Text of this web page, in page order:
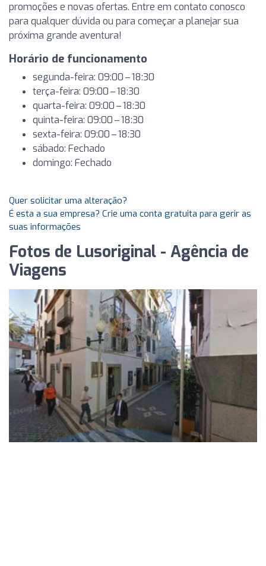
promoções e novas ofertas. Entre em contato conosco
para qualquer dúvida ou para começar a planejar sua
próxima grande aventura!
Horário de funcionamento
segunda-feira: 09:00 – 18:30
terça-feira: 09:00 – 18:30
quarta-feira: 09:00 – 18:30
quinta-feira: 09:00 – 18:30
sexta-feira: 09:00 – 18:30
sábado: Fechado
domingo: Fechado
Quer solicitar uma alteração?
É esta a sua empresa? Crie uma conta gratuita para gerir as
suas informações
Fotos de Lusoriginal - Agência de
Viagens